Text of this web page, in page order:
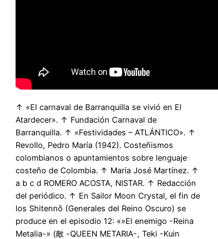
↑ «El carnaval de Barranquilla se vivió en El
Atardecer». ↑ Fundación Carnaval de
Barranquilla. ↑ «Festividades – ATLÁNTICO». ↑
Revollo, Pedro María (1942). Costeñismos
colombianos o apuntamientos sobre lenguaje
costeño de Colombia. ↑ María José Martínez. ↑
a b c d ROMERO ACOSTA, NISTAR. ↑ Redacción
del periódico. ↑ En Sailor Moon Crystal, el fin de
los Shitennō (Generales del Reino Oscuro) se
produce en el episodio 12: «»El enemigo -Reina
Metalia-» (敵 -QUEEN METARIA-, Teki -Kuin